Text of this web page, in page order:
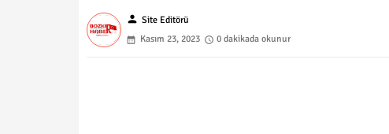
person Site Editörü
Kasım 23, 2023
0 dakikada okunur